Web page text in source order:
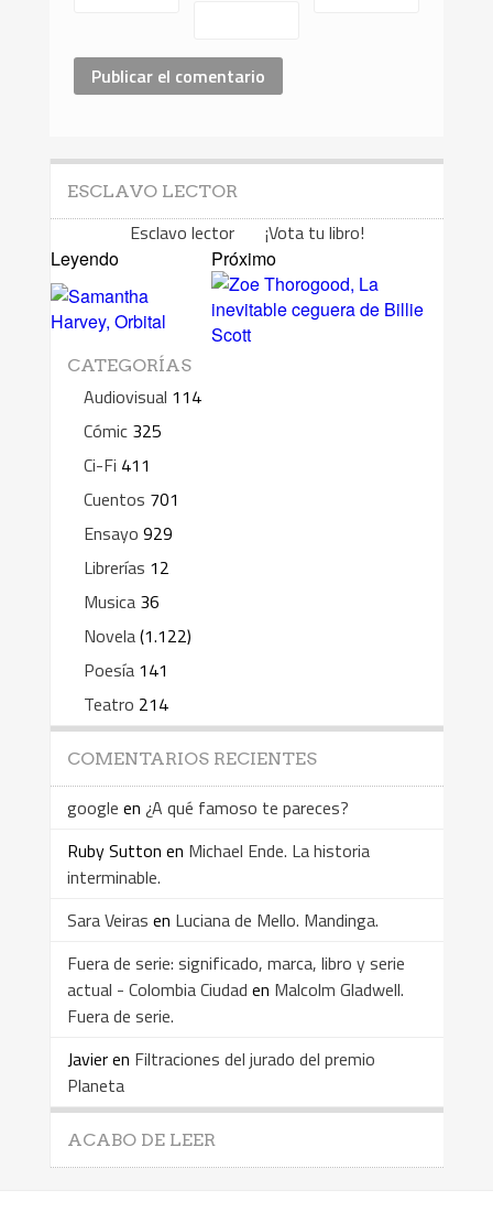
ESCLAVO LECTOR
Esclavo lector ¡Vota tu libro!
Leyendo Próximo
CATEGORÍAS
Audiovisual 114
Cómic 325
Ci-Fi 411
Cuentos 701
Ensayo 929
Librerías 12
Musica 36
Novela(1.122)
Poesía 141
Teatro 214
COMENTARIOS RECIENTES
google en ¿A qué famoso te pareces?
Ruby Sutton en Michael Ende. La historia
interminable.
Sara Veiras en Luciana de Mello. Mandinga.
Fuera de serie: significado, marca, libro y serie
actual - Colombia Ciudad en Malcolm Gladwell.
Fuera de serie.
Javieren Filtraciones del jurado del premio
Planeta
ACABO DE LEER